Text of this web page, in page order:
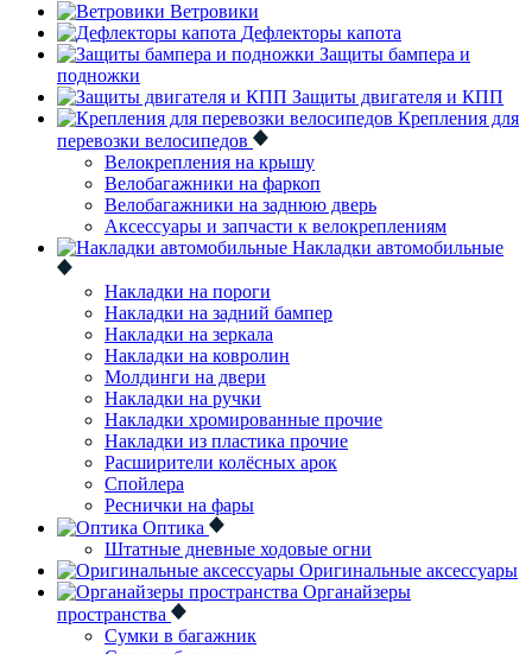
Ветровики
Дефлекторы капота
Защиты бампера и
подножки
Защиты двигателя и КПП
Крепления для
перевозки велосипедов
Велокрепления на крышу
Велобагажники на фаркоп
Велобагажники на заднюю дверь
Аксессуары и запчасти к велокреплениям
Накладки автомобильные
Накладки на пороги
Накладки на задний бампер
Накладки на зеркала
Накладки на ковролин
Молдинги на двери
Накладки на ручки
Накладки хромированные прочие
Накладки из пластика прочие
Расширители колёсных арок
Спойлера
Реснички на фары
Оптика
Штатные дневные ходовые огни
Оригинальные аксессуары
Органайзеры
пространства
Сумки в багажник